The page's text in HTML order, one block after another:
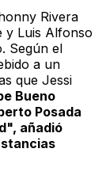
Rivera
y Luis Alfonso
Según el
a un
que Jessi
Bueno
Posada
añadió